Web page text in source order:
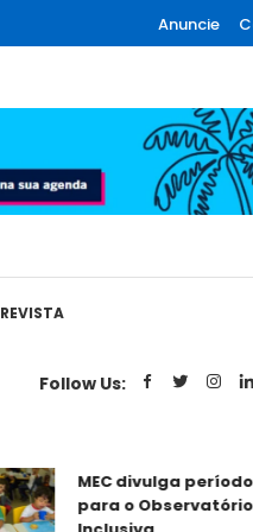
Anuncie
REVISTA
Follow Us:
MEC divulga período de
para o Observatório da